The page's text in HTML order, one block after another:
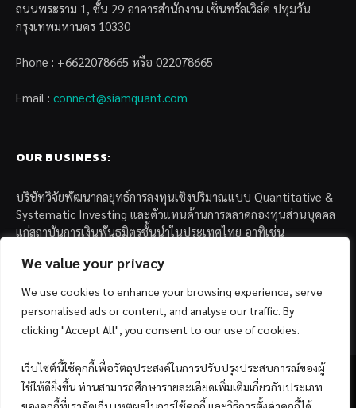
We value your privacy
We use cookies to enhance your browsing experience, serve
personalised ads or content, and analyse our traffic. By
clicking "Accept All", you consent to our use of cookies.
เว็บไซต์นี้ใช้คุกกี้เพื่อวัตถุประสงค์ในการปรับปรุงประสบการณ์ของผู้
ใช้ให้ดียิ่งขึ้น ท่านสามารถศึกษารายละเอียดเพิ่มเติมเกี่ยวกับประเภท
ถนนพระราม 1, ชั้น 29 อาคารสำนักงาน เซ็นทรัลเวิล์ด ปทุมวัน
กรุงเทพมหานคร 10330
Phone : +6622078665 หรือ 022078665
Email : connect@siamquant.com
OUR BUSINESS:
บริษัทวิจัยพัฒนากลยุทธ์การลงทุนเชิงปริมาณแบบ Quantitative &
Systematic Investing และตัวแทนด้านการตลาดกองทุนส่วนบุคคล
แก่สถาบันการเงินพันธมิตรชั้นนำในประเทศไทย อาทิเช่น
– บล. กรุงไทย เอ็กซ์สปริง จำกัด
– บล. ฟิลลิป (ประเทศไทย) จำกัด (มหาชน)